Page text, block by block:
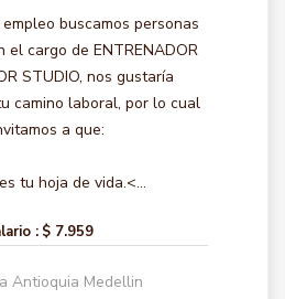
buscamos personas
el cargo de ENTRENADOR
STUDIO, nos gustaría
camino laboral, por lo cual
a que:
tu hoja de vida.<...
: $ 7.959
Antioquia Medellin